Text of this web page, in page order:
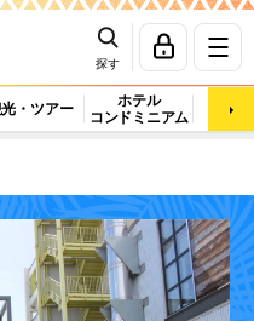
探す
・ツアー
ホテル
コンドミニアム
マッ